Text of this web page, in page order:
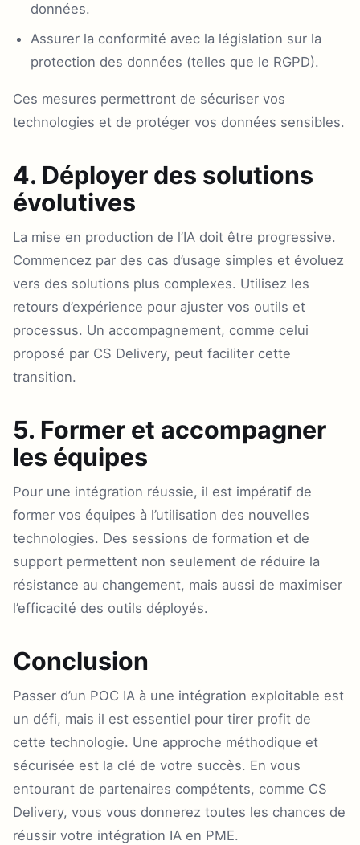
données.
Assurer la conformité avec la législation sur la
protection des données (telles que le RGPD).
Ces mesures permettront de sécuriser vos
technologies et de protéger vos données sensibles.
4. Déployer des solutions
évolutives
La mise en production de l’IA doit être progressive.
Commencez par des cas d’usage simples et évoluez
vers des solutions plus complexes. Utilisez les
retours d’expérience pour ajuster vos outils et
processus. Un accompagnement, comme celui
proposé par CS Delivery, peut faciliter cette
transition.
5. Former et accompagner
les équipes
Pour une intégration réussie, il est impératif de
former vos équipes à l’utilisation des nouvelles
technologies. Des sessions de formation et de
support permettent non seulement de réduire la
résistance au changement, mais aussi de maximiser
l’efficacité des outils déployés.
Conclusion
Passer d’un POC IA à une intégration exploitable est
un défi, mais il est essentiel pour tirer profit de
cette technologie. Une approche méthodique et
sécurisée est la clé de votre succès. En vous
entourant de partenaires compétents, comme CS
Delivery, vous vous donnerez toutes les chances de
réussir votre intégration IA en PME.